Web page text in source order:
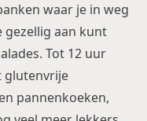
waar je in weg
gezellig aan kunt
Tot 12 uur
glutenvrije
pannenkoeken,